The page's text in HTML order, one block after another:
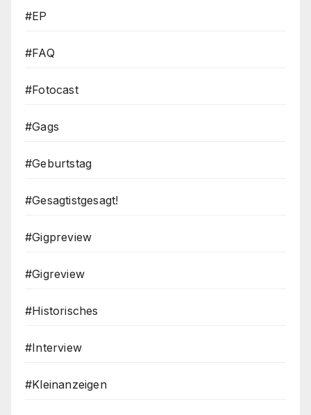
#EP
#FAQ
#Fotocast
#Gags
#Geburtstag
#Gesagtistgesagt!
#Gigpreview
#Gigreview
#Historisches
#Interview
#Kleinanzeigen